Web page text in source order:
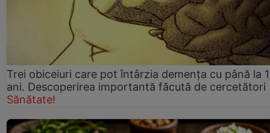
Trei obiceiuri care pot întârzia demența cu până la
ani. Descoperirea importantă făcută de cercetători
Sănătate!